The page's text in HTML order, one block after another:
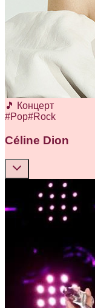
🎵 Концерт
#Pop#Rock
Céline Dion